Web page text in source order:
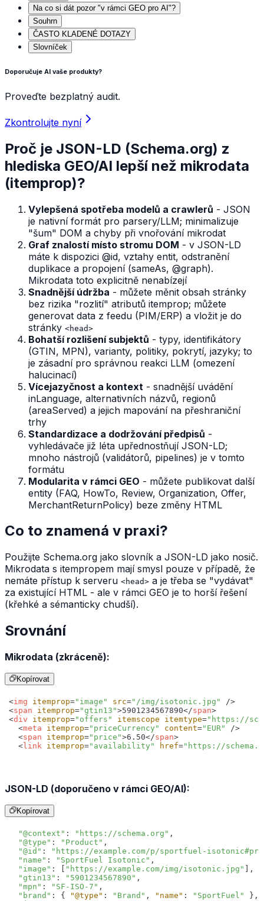
Na co si dát pozor "v rámci GEO pro AI"?
Souhrn
ČASTO KLADENÉ DOTAZY
Slovníček
Doporučuje AI vaše produkty?
Proveďte bezplatný audit.
Zkontrolujte nyní
Proč je JSON-LD (Schema.org) z
hlediska GEO/AI lepší než mikrodata
(itemprop)?
Vylepšená spotřeba modelů a crawlerů - JSON
je nativní formát pro parsery/LLM; minimalizuje
"šum" DOM a chyby při vnořování mikrodat
Graf znalostí místo stromu DOM - v JSON-LD
máte k dispozici @id, vztahy entit, odstranění
duplikace a propojení (sameAs, @graph).
Mikrodata toto explicitně nenabízejí
Snadnější údržba - můžete měnit obsah stránky
bez rizika "rozlití" atributů itemprop; můžete
generovat data z feedu (PIM/ERP) a vložit je do
stránky <head>
Bohatší rozlišení subjektů - typy, identifikátory
(GTIN, MPN), varianty, politiky, pokrytí, jazyky; to
je zásadní pro správnou reakci LLM (omezení
halucinací)
Vícejazyčnost a kontext - snadnější uvádění
inLanguage, alternativních názvů, regionů
(areaServed) a jejich mapování na přeshraniční
trhy
Standardizace a dodržování předpisů -
vyhledávače již léta upřednostňují JSON-LD;
mnoho nástrojů (validátorů, pipelines) je v tomto
formátu
Modularita v rámci GEO - můžete publikovat další
entity (FAQ, HowTo, Review, Organization, Offer,
MerchantReturnPolicy) beze změny HTML
Co to znamená v praxi?
Použijte Schema.org jako slovník a JSON-LD jako nosič.
Mikrodata s itempropem mají smysl pouze v případě, že
nemáte přístup k serveru <head> a je třeba se "vydávat"
za existující HTML - ale v rámci GEO je to horší řešení
(křehké a sémanticky chudší).
Srovnání
Mikrodata (zkráceně):
Kopírovat
<img itemprop="image" src="/img/isotonic.jpg" />
<span itemprop="gtin13">5901234567890</span>
<div itemprop="offers" itemscope itemtype="https://
<meta itemprop="priceCurrency" content="EUR" />
<span itemprop="price">6.50</span>
<link itemprop="availability" href="https://
JSON-LD (doporučeno v rámci GEO/AI):
Kopírovat
"@context" : "https://schema.org"
"@type" : "Product"
"@id" :
"https://example.com/p/sportfuel-
"name" : "SportFuel Isotonic"
"image" : [ "https://example.com/img/isotonic.jpg"
"gtin13" : "5901234567890"
"mpn" : "SF-ISO-7"
"brand" : { "@type" : "Brand" , "name" : "SportFuel"